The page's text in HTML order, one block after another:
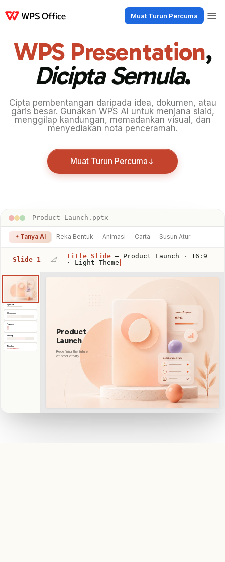
Muat Turun Percuma
WPS Presentation,
Dicipta Semula.
Cipta pembentangan daripada idea, dokumen, atau
garis besar. Gunakan WPS AI untuk menjana slaid,
menggilap kandungan, memadankan visual, dan
menyediakan nota penceramah.
Muat Turun Percuma
Product_Launch.pptx
Tanya AI Reka Bentuk Animasi Carta Susun Atur
Slide 1 📐 Title Slide — Product Launch · 16:9
· Light Theme
Agenda
Overview
Features
Pricing
Timeline
Product
Launch
Redefining the future
of productivity